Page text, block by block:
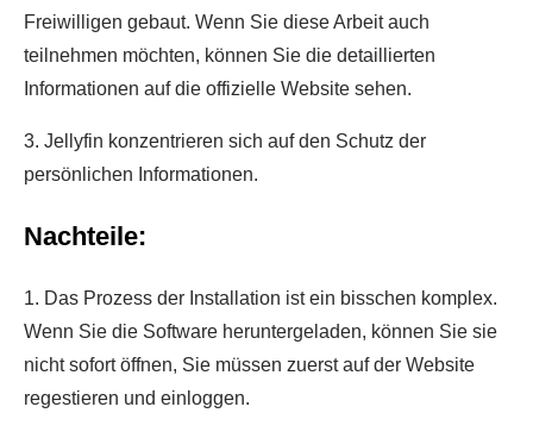
Freiwilligen gebaut. Wenn Sie diese Arbeit auch
teilnehmen möchten, können Sie die detaillierten
Informationen auf die offizielle Website sehen.
3. Jellyfin konzentrieren sich auf den Schutz der
persönlichen Informationen.
Nachteile:
1. Das Prozess der Installation ist ein bisschen komplex.
Wenn Sie die Software heruntergeladen, können Sie sie
nicht sofort öffnen, Sie müssen zuerst auf der Website
regestieren und einloggen.